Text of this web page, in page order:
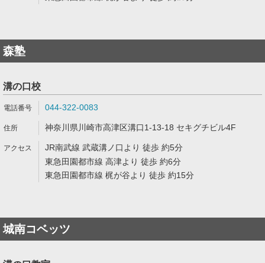
森塾
溝の口校
044-322-0083
神奈川県川崎市高津区溝口1-13-18 セキグチビル4F
JR南武線 武蔵溝ノ口より 徒歩 約5分
東急田園都市線 高津より 徒歩 約6分
東急田園都市線 梶が谷より 徒歩 約15分
城南コベッツ